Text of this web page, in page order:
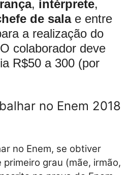
, intérprete,
de salae entre
a realização do
colaborador deve
R$50 a 300 (por
no Enem 2018
no Enem, se obtiver
grau (mãe, irmão,